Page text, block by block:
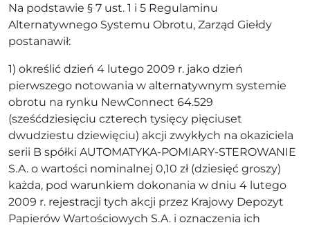
Na podstawie § 7 ust. 1 i 5 Regulaminu
Alternatywnego Systemu Obrotu, Zarząd Giełdy
postanawił:
1) określić dzień 4 lutego 2009 r. jako dzień
pierwszego notowania w alternatywnym systemie
obrotu na rynku NewConnect 64.529
(sześćdziesięciu czterech tysięcy pięciuset
dwudziestu dziewięciu) akcji zwykłych na okaziciela
serii B spółki AUTOMATYKA-POMIARY-STEROWANIE
S.A. o wartości nominalnej 0,10 zł (dziesięć groszy)
każda, pod warunkiem dokonania w dniu 4 lutego
2009 r. rejestracji tych akcji przez Krajowy Depozyt
Papierów Wartościowych S.A. i oznaczenia ich